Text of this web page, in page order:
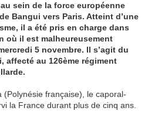
sein de la force européenne
Bangui vers Paris. Atteint d’une
il a été pris en charge dans
où il est malheureusement
5 novembre. Il s’agit du
affecté au 126ème régiment
(Polynésie française), le caporal-
la France durant plus de cinq ans.